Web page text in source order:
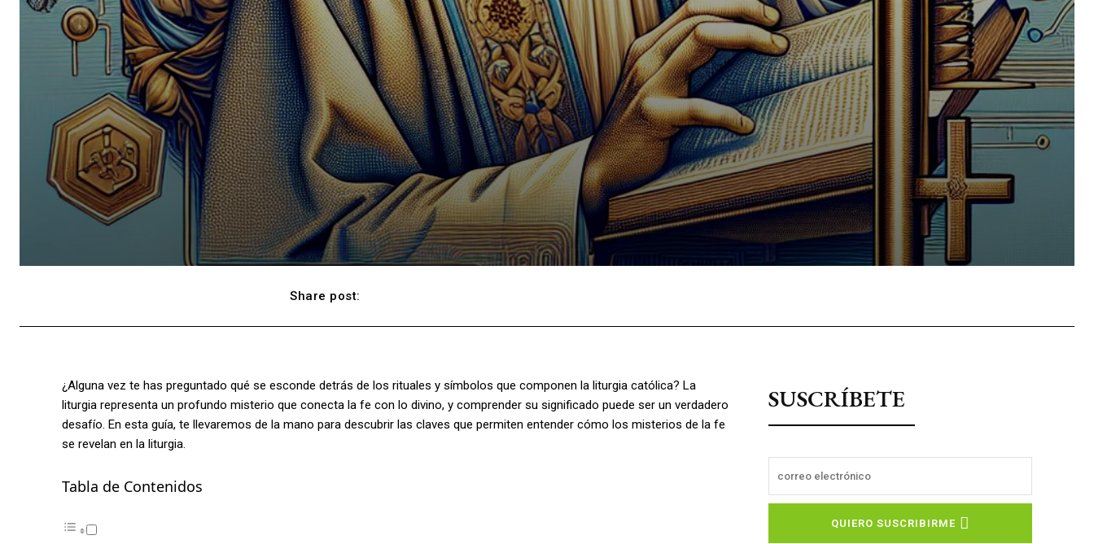
Share post:
¿Alguna vez te has preguntado qué se esconde detrás de los rituales y símbolos que componen la liturgia católica? La
liturgia representa un profundo misterio que conecta la fe con lo divino, y comprender su significado puede ser un verdadero
desafío. En esta guía, te llevaremos de la mano para descubrir las claves que permiten entender cómo los misterios de la fe
se revelan en la liturgia.
Tabla de Contenidos
SUSCRÍBETE
QUIERO SUSCRIBIRME